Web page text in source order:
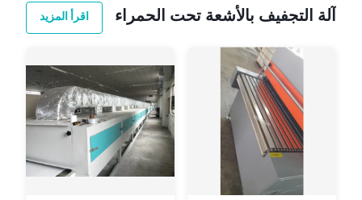
آلة التجفيف بالأشعة تحت الحمراء اقرأ المزيد